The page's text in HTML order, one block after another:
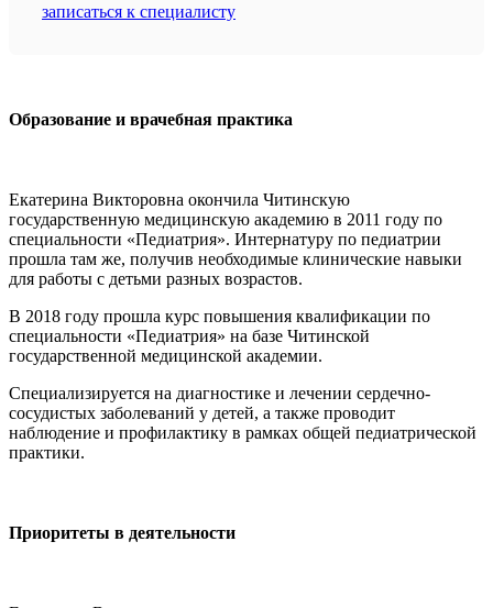
записаться к специалисту
Образование и врачебная практика
Екатерина Викторовна окончила Читинскую
государственную медицинскую академию в 2011 году по
специальности «Педиатрия». Интернатуру по педиатрии
прошла там же, получив необходимые клинические навыки
для работы с детьми разных возрастов.
В 2018 году прошла курс повышения квалификации по
специальности «Педиатрия» на базе Читинской
государственной медицинской академии.
Специализируется на диагностике и лечении сердечно-
сосудистых заболеваний у детей, а также проводит
наблюдение и профилактику в рамках общей педиатрической
практики.
Приоритеты в деятельности